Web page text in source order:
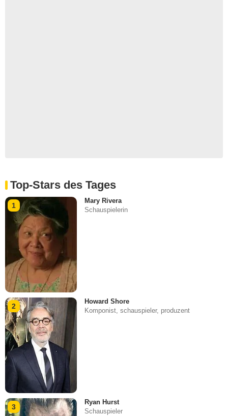
Top-Stars des Tages
1
Mary Rivera
Schauspielerin
2
Howard Shore
Komponist, schauspieler, produzent
3
Ryan Hurst
Schauspieler